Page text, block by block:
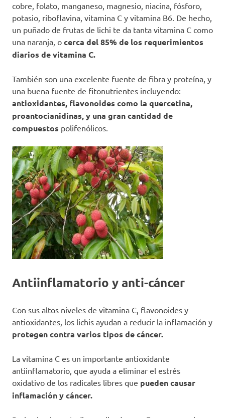
cobre, folato, manganeso, magnesio, niacina, fósforo,
potasio, riboflavina, vitamina C y vitamina B6. De hecho,
un puñado de frutas de lichi te da tanta vitamina C como
una naranja, o cerca del 85% de los requerimientos
diarios de vitamina C.
También son una excelente fuente de fibra y proteína, y
una buena fuente de fitonutrientes incluyendo:
antioxidantes, flavonoides como la quercetina,
proantocianidinas, y una gran cantidad de
compuestos polifenólicos.
Antiinflamatorio y anti-cáncer
Con sus altos niveles de vitamina C, flavonoides y
antioxidantes, los lichis ayudan a reducir la inflamación y
protegen contra varios tipos de cáncer.
La vitamina C es un importante antioxidante
antiinflamatorio, que ayuda a eliminar el estrés
oxidativo de los radicales libres que pueden causar
inflamación y cáncer.